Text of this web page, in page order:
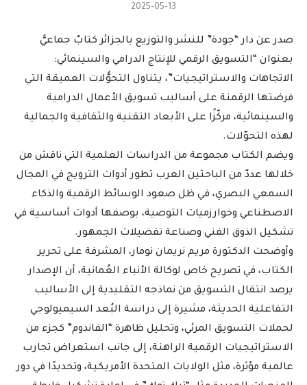
2025-05-13
صدر عن دار “جودة” للنشر والتوزيع بالجزائر كتابٌ جماعيٌّ
بعنوان “التسويق الرقمي للإنتاج الدرامي والسينمائي:
الاتجاهات والاستراتيجيات”، يتناول التحوُّلات العميقة التي
فرضتها الرقمنة على أساليب تسويق الأعمال الدرامية
والسينمائية، مركّزًا على الأبعاد التقنية والثقافية والجمالية
لهذه التحوّلات.
ويضم الكتاب مجموعة من الدراسات العلمية التي ناقش من
خلالها عددٌ من الباحثين العرب تطور أدوات الترويج في المجال
السمعي البصري، في ظل صعود الوسائط الرقمية والذكاء
الاصطناعي وخوارزميات التوصية، بوصفها أدوات أساسية في
تشكيل الذوق الفني وصناعة تفضيلات الجمهور.
وأوضحت الدكتورة مريم نريمان نومار، المشرفة على تحرير
الكتاب، في تصريح خاص لوكالة الأنباء العُمانية، أن الإصدار
يرصد انتقال التسويق من نماذجه التقليدية إلى الأساليب
التفاعلية الحديثة، مشيرة إلى دراسة البُعد السيميولوجي
لحملات التسويق المرئي، وتحليل ظاهرة “الفاندوم” كجزء من
الاستراتيجيات الرقمية الراهنة، إلى جانب استعراض تجارب
عالمية مؤثرة، مثل الولايات المتحدة الأمريكية، وتحديدًا في دور